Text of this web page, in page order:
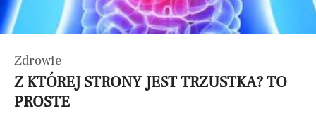
Zdrowie
Z KTÓREJ STRONY JEST TRZUSTKA? TO
PROSTE